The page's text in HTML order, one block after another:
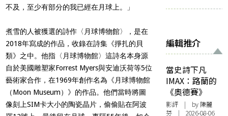
不及，至少有部分的我已經在月球上。」
煮雪的人被獲選的詩作〈月球博物館〉，是在
2018年寫成的作品，收錄在詩集《掙扎的貝
類》之中。他指〈月球博物館〉這詩名本身源
自於美國雕塑家Forrest Myers與安迪沃荷等5位
藝術家合作，在1969年創作名為《月球博物館
（Moon Museum）》的作品。他們當時將圖
像刻上SIM卡大小的陶瓷晶片，偷偷貼在阿波
編輯推介
當史詩下凡
IMAX：路蘭的
《奧德賽》
影評 | by 陳麗
芬 | 2026-08-06